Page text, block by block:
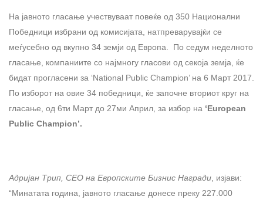
На јавното гласање учествуваат повеќе од 350 Национални
Победници избрани од комисијата, натпреварувајќи се
меѓусебно од вкупно 34 земји од Европа. По седум неделното
гласање, компаниите со најмногу гласови од секоја земја, ќе
бидат прогласени за ‘National Public Champion’ на 6 Март 2017.
По изборот на овие 34 победници, ќе започне вториот круг на
гласање, од 6ти Март до 27ми Април, за избор на ‘European
Public Champion’.
Адријан Трип, CEO на Европските Бизнис Награди , изјави:
“Минатата година, јавното гласање донесе преку 227.000